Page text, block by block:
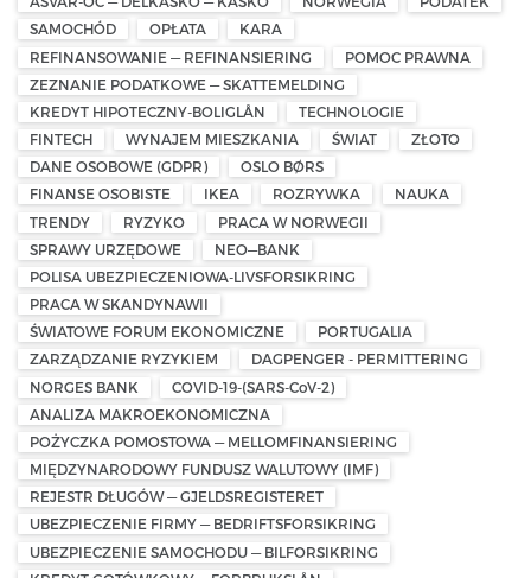
SAMOCHÓD
OPŁATA
KARA
REFINANSOWANIE — REFINANSIERING
POMOC PRAWNA
ZEZNANIE PODATKOWE — SKATTEMELDING
KREDYT HIPOTECZNY-BOLIGLÅN
TECHNOLOGIE
FINTECH
WYNAJEM MIESZKANIA ŚWIAT
ZŁOTO
DANE OSOBOWE (GDPR)
OSLO BØRS
FINANSE OSOBISTE
IKEA ROZRYWKA
NAUKA
TRENDY
RYZYKO
PRACA W NORWEGII
SPRAWY URZĘDOWE
NEO—BANK
POLISA UBEZPIECZENIOWA-LIVSFORSIKRING
PRACA W SKANDYNAWII
ŚWIATOWE FORUM EKONOMICZNE
PORTUGALIA
ZARZĄDZANIE RYZYKIEM
DAGPENGER - PERMITTERING
NORGES BANK
COVID-19-(SARS-CoV-2)
ANALIZA MAKROEKONOMICZNA
POŻYCZKA POMOSTOWA — MELLOMFINANSIERING
MIĘDZYNARODOWY FUNDUSZ WALUTOWY (IMF)
REJESTR DŁUGÓW — GJELDSREGISTERET
UBEZPIECZENIE FIRMY — BEDRIFTSFORSIKRING
UBEZPIECZENIE SAMOCHODU — BILFORSIKRING